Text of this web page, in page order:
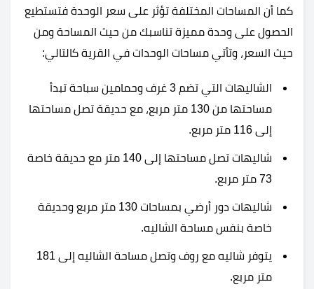
كما أن المساحات المختلفة تؤثر على سعر الوحدة فتستطيع
الحصول على وحدة مميزة تناسبك من حيث المساحة ومن
حيث السعر، وتأتي مساحات الوحدات في القرية كالتالي:
الشاليهات التي تضم 3 غرف وحمامين سباحة تبدأ
مساحتها من 130 متر مربع، مع حديقة تصل مساحتها
إلى 116 متر مربع.
شاليهات تصل مساحتها إلى 140 متر مع حديقة خاصة
73 متر مربع.
شاليهات دور أرضي بمساحات 130 متر مربع وحديقة
خاصة بنفس مساحة الشاليه.
يتوفر شاليه مع روف وتصل مساحة الشاليه إلى 181
متر مربع.